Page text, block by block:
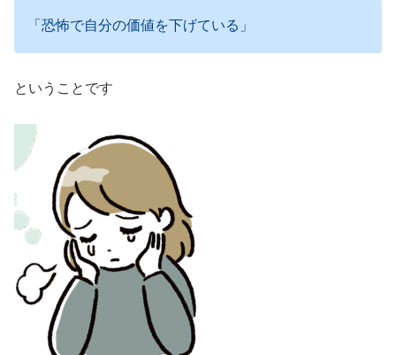
「恐怖で自分の価値を下げている」
ということです